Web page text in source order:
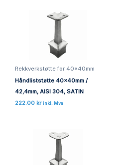
Rekkverkstøtte for 40x40mm
Håndliststøtte 40x40mm /
42,4mm, AISI 304, SATIN
222.00 kr inkl. Mva